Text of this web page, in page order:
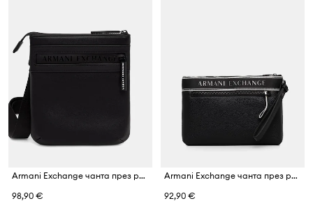
Armani Exchange чанта през рамо мъжка
98,90 €
Armani Exchange чанта през рамо мъжка от имитация на кожа
92,90 €